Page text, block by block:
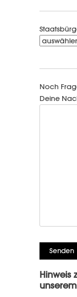
Noch
Deine
Hinweis